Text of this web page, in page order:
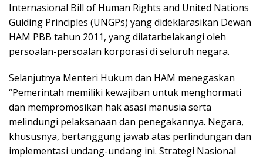
Internasional Bill of Human Rights and United Nations
Guiding Principles (UNGPs) yang dideklarasikan Dewan
HAM PBB tahun 2011, yang dilatarbelakangi oleh
persoalan-persoalan korporasi di seluruh negara.
Selanjutnya Menteri Hukum dan HAM menegaskan
“Pemerintah memiliki kewajiban untuk menghormati
dan mempromosikan hak asasi manusia serta
melindungi pelaksanaan dan penegakannya. Negara,
khususnya, bertanggung jawab atas perlindungan dan
implementasi undang-undang ini. Strategi Nasional